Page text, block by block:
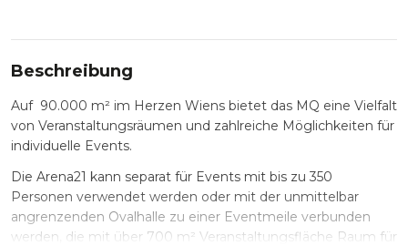
Beschreibung
Auf 90.000 m² im Herzen Wiens bietet das MQ eine Vielfalt
von Veranstaltungsräumen und zahlreiche Möglichkeiten für
individuelle Events.
Die Arena21 kann separat für Events mit bis zu 350
Personen verwendet werden oder mit der unmittelbar
angrenzenden Ovalhalle zu einer Eventmeile verbunden
werden, die mit über 700 m² Veranstaltungsfläche Raum für